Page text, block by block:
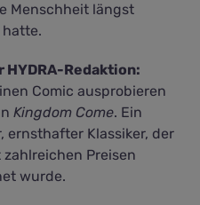
Menschheit längst
HYDRA-Redaktion:
Comic ausprobieren
Kingdom Come. Ein
ernsthafter Klassiker, der
Preisen
wurde.